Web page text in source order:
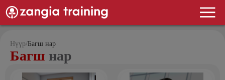
Нүүр/Багш нар
Багш нар